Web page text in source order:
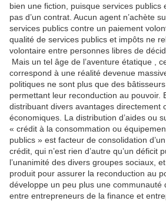
bien une fiction, puisque services publics
pas d’un contrat. Aucun agent n’achète
services publics contre un paiement
qualité de services publics et impôts ne
volontaire entre personnes libres de
Mais un tel âge de l’aventure étatique ,
correspond à une réalité devenue
politiques ne sont plus que des
permettant leur reconduction au pouvoir.
distribuant divers avantages directement
économiques. La distribution d’aides ou
« crédit à la consommation ou
publics » est facteur de consolidation
crédit, qui n’est rien d’autre qu’un déficit
l’unanimité des divers groupes sociaux,
produit pour assurer la reconduction au
développe un peu plus une communauté
entre entrepreneurs de la finance et